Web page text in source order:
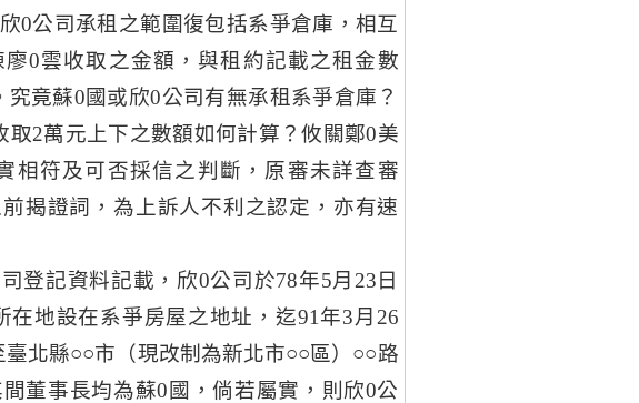
0公司承租之範圍復包括系爭倉庫，相互
廖0雲收取之金額，與租約記載之租金數
竟蘇0國或欣0公司有無承租系爭倉庫？
取2萬元上下之數額如何計算？攸關鄭0美
相符及可否採信之判斷，原審未詳查審
揭證詞，為上訴人不利之認定，亦有速
登記資料記載，欣0公司於78年5月23日
在地設在系爭房屋之地址，迄91年3月26
臺北縣○○市（現改制為新北市○○區）○○路
董事長均為蘇0國，倘若屬實，則欣0公